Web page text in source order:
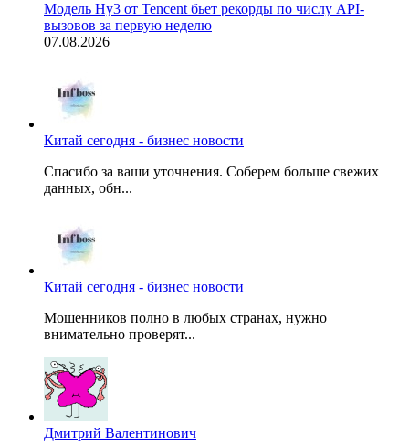
Модель Hy3 от Tencent бьет рекорды по числу API-
вызовов за первую неделю
07.08.2026
Китай сегодня - бизнес новости
Спасибо за ваши уточнения. Соберем больше свежих
данных, обн...
Китай сегодня - бизнес новости
Мошенников полно в любых странах, нужно
внимательно проверят...
Дмитрий Валентинович